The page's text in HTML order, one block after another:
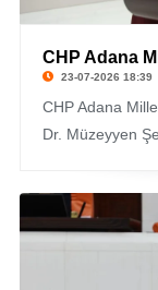
CHP Adana
23-07-2026 18:39
CHP Adana
Dr. Müzeyyen